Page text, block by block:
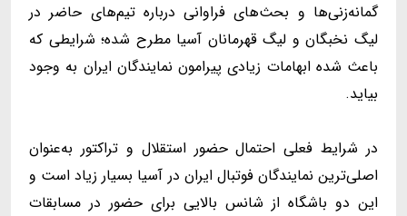
گمانه‌زنی‌ها و بحث‌های فراوانی درباره تیم‌های حاضر در
لیگ نخبگان و لیگ قهرمانان آسیا مطرح شده؛ شرایطی که
باعث شده ابهامات زیادی پیرامون نمایندگان ایران به وجود
بیاید.
در شرایط فعلی احتمال حضور استقلال و تراکتور به‌عنوان
اصلی‌ترین نمایندگان فوتبال ایران در آسیا بسیار زیاد است و
این دو باشگاه از شانس بالایی برای حضور در مسابقات